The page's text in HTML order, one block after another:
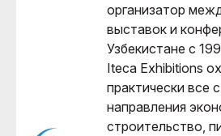
организатор
выставок и
Узбекистане с
Iteca Exhibitions
практически все
направления
строительство,